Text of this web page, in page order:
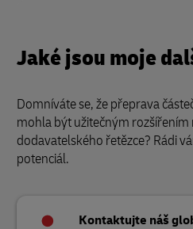
Jaké jsou moje
Domníváte se, že přeprava
mohla být užitečným rozšířením
dodavatelského řetězce? Rádi
potenciál.
Kontaktujte náš